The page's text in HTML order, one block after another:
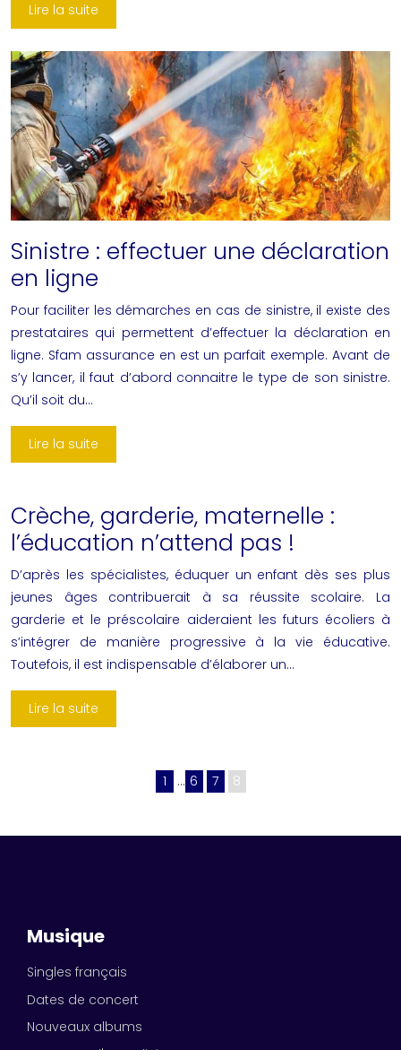
Lire la suite
Sinistre : effectuer une déclaration
en ligne
Pour faciliter les démarches en cas de sinistre, il existe des
prestataires qui permettent d’effectuer la déclaration en
ligne. Sfam assurance en est un parfait exemple. Avant de
s’y lancer, il faut d’abord connaitre le type de son sinistre.
Qu’il soit du…
Lire la suite
Crèche, garderie, maternelle :
l’éducation n’attend pas !
D’après les spécialistes, éduquer un enfant dès ses plus
jeunes âges contribuerait à sa réussite scolaire. La
garderie et le préscolaire aideraient les futurs écoliers à
s’intégrer de manière progressive à la vie éducative.
Toutefois, il est indispensable d’élaborer un…
Lire la suite
1 … 6 7 8
Musique
Singles français
Dates de concert
Nouveaux albums